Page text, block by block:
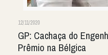
12/11/2020
GP: Cachaça do
Prêmio na Bélgica